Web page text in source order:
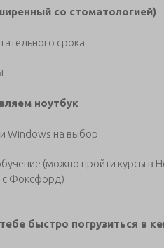
со стоматологией)
срока
ноутбук
Windows на выбор
(можно пройти курсы в
с Фоксфорд)
быстро погрузиться в